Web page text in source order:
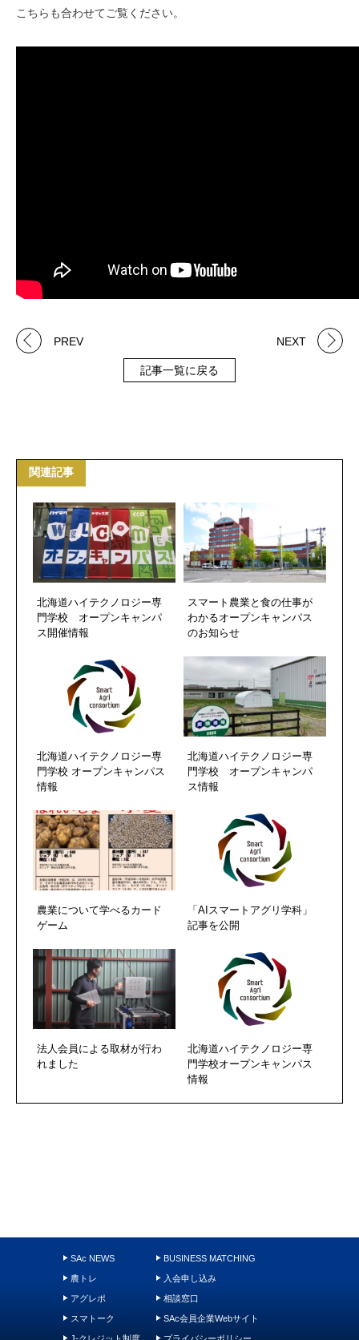
こちらも合わせてご覧ください。
PREV
記事一覧に戻る
NEXT
関連記事
北海道ハイテクノロジー専
門学校 オープンキャンパ
ス開催情報
スマート農業と食の仕事が
わかるオープンキャンパス
のお知らせ
北海道ハイテクノロジー専
門学校 オープンキャンパス
情報
北海道ハイテクノロジー専
門学校 オープンキャンパ
ス情報
農業について学べるカード
ゲーム
「AIスマートアグリ学科」
記事を公開
法人会員による取材が行わ
れました
北海道ハイテクノロジー専
門学校オープンキャンパス
情報
SAc NEWS
農トレ
アグレポ
スマトーク
BUSINESS MATCHING
入会申し込み
相談窓口
SAc会員企業Webサイト